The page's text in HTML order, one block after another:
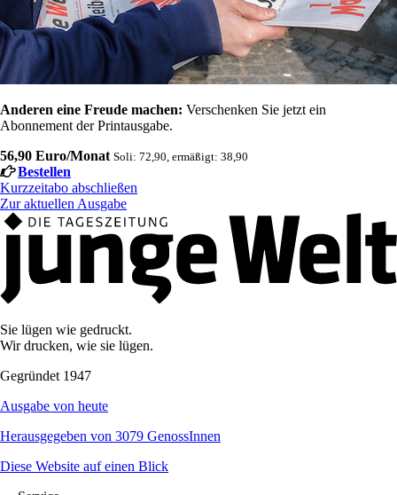
Anderen eine Freude machen: Verschenken Sie jetzt ein
Abonnement der Printausgabe.
56,90 Euro/Monat Soli: 72,90, ermäßigt: 38,90
Bestellen
Kurzzeitabo abschließen
Zur aktuellen Ausgabe
Sie lügen wie gedruckt.
Wir drucken, wie sie lügen.
Gegründet 1947
Ausgabe von heute
Herausgegeben von 3079 GenossInnen
Diese Website auf einen Blick